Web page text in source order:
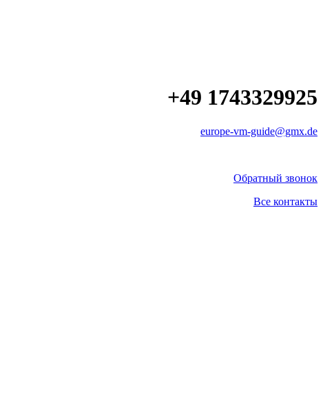
+49 1743329925
europe-vm-guide@gmx.de
Обратный звонок
Все контакты